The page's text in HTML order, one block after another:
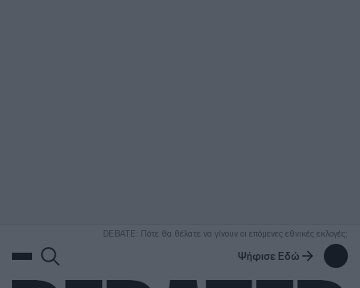
DEBATE: Πότε θα θέλατε να γίνουν οι επόμενες εθνικές εκλογές;
Ψήφισε Εδώ